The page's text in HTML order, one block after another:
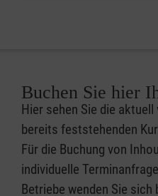
Buchen Sie hier
Hier sehen Sie die
bereits feststehenden
Für die Buchung von
individuelle
Betriebe wenden Sie sich